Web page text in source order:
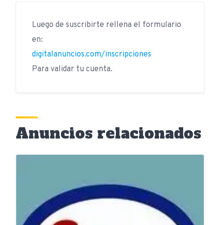
Luego de suscribirte rellena el formulario
en:
digitalanuncios.com/inscripciones
Para validar tu cuenta.
Anuncios relacionados